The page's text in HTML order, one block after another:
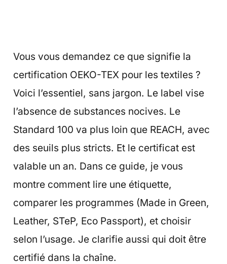
Vous vous demandez ce que signifie la
certification OEKO-TEX pour les textiles ?
Voici l’essentiel, sans jargon. Le label vise
l’absence de substances nocives. Le
Standard 100 va plus loin que REACH, avec
des seuils plus stricts. Et le certificat est
valable un an. Dans ce guide, je vous
montre comment lire une étiquette,
comparer les programmes (Made in Green,
Leather, STeP, Eco Passport), et choisir
selon l’usage. Je clarifie aussi qui doit être
certifié dans la chaîne.